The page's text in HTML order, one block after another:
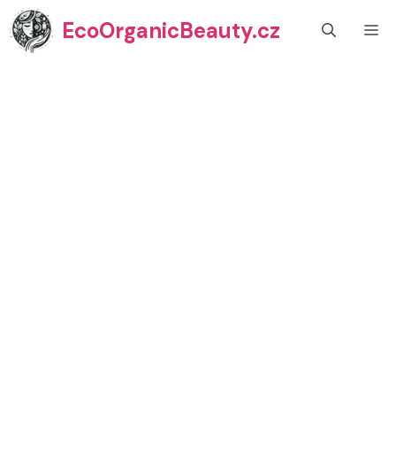
Přeskočit
na
obsah
EcoOrganicBeauty.cz